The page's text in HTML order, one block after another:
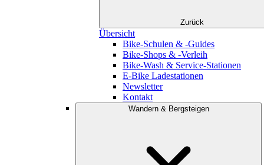
Zurück
Übersicht
Bike-Schulen & -Guides
Bike-Shops & -Verleih
Bike-Wash & Service-Stationen
E-Bike Ladestationen
Newsletter
Kontakt
Wandern & Bergsteigen